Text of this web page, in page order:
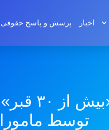
اخبار پرسش و پاسخ‌ حقوقی
تخریب
توسط